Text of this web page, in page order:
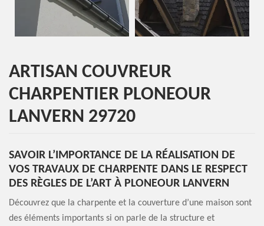
ARTISAN COUVREUR
CHARPENTIER PLONEOUR
LANVERN 29720
SAVOIR L’IMPORTANCE DE LA RÉALISATION DE
VOS TRAVAUX DE CHARPENTE DANS LE RESPECT
DES RÈGLES DE L’ART À PLONEOUR LANVERN
Découvrez que la charpente et la couverture d’une maison sont
des éléments importants si on parle de la structure et